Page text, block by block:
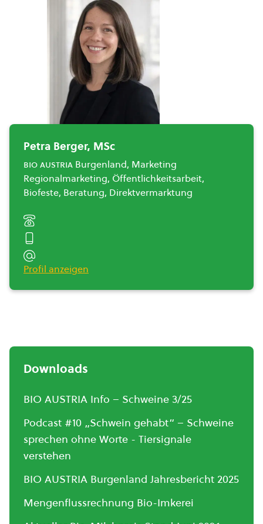
Petra Berger, MSc
bio austria Burgenland, Marketing
Regionalmarketing, Öffentlichkeitsarbeit,
Biofeste, Beratung, Direktvermarktung
Profil anzeigen
Downloads
BIO AUSTRIA Info – Schweine 3/25
Podcast #10 „Schwein gehabt“ – Schweine
sprechen ohne Worte - Tiersignale
verstehen
BIO AUSTRIA Burgenland Jahresbericht 2025
Mengenflussrechnung Bio-Imkerei